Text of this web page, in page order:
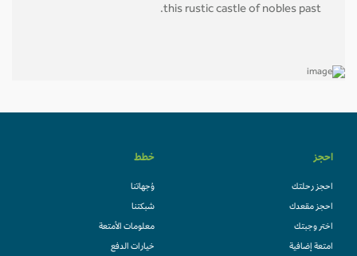
this rustic castle of nobles past.
احجز
احجز رحلتك
احجز مقعدك
اختر وجبتك
امتعة إضافية
خطط
وُجهاتنا
شبكتنا
معلومات الأمتعة
خيارات الدفع